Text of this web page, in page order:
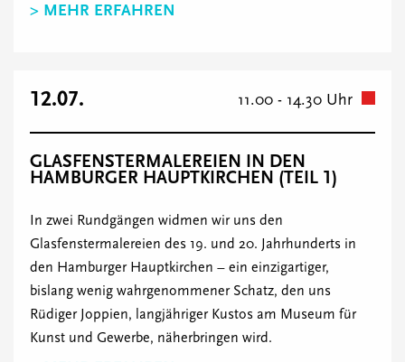
> MEHR ERFAHREN
12.07. 11.00 - 14.30 Uhr
GLASFENSTERMALEREIEN IN DEN
HAMBURGER HAUPTKIRCHEN (TEIL 1)
In zwei Rundgängen widmen wir uns den
Glasfenstermalereien des 19. und 20. Jahrhunderts in
den Hamburger Hauptkirchen – ein einzigartiger,
bislang wenig wahrgenommener Schatz, den uns
Rüdiger Joppien, langjähriger Kustos am Museum für
Kunst und Gewerbe, näherbringen wird.